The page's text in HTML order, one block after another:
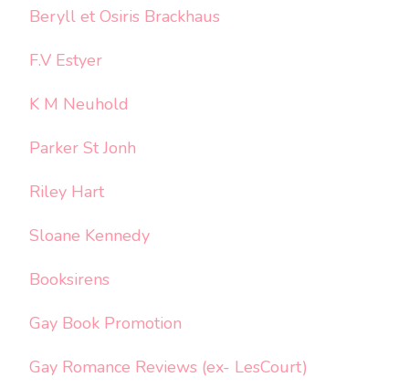
Beryll et Osiris Brackhaus
F.V Estyer
K M Neuhold
Parker St Jonh
Riley Hart
Sloane Kennedy
Booksirens
Gay Book Promotion
Gay Romance Reviews (ex- LesCourt)